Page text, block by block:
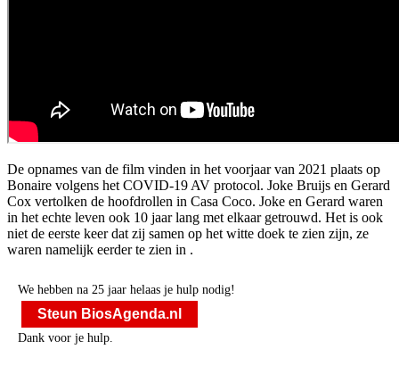
De opnames van de film vinden in het voorjaar van 2021 plaats op
Bonaire volgens het COVID-19 AV protocol. Joke Bruijs en Gerard
Cox vertolken de hoofdrollen in Casa Coco. Joke en Gerard waren
in het echte leven ook 10 jaar lang met elkaar getrouwd. Het is ook
niet de eerste keer dat zij samen op het witte doek te zien zijn, ze
waren namelijk eerder te zien in .
We hebben na 25 jaar helaas je hulp nodig!
Steun BiosAgenda.nl
Dank voor je hulp.